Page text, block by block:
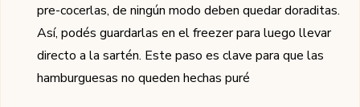
pre-cocerlas, de ningún modo deben quedar doraditas.
Así, podés guardarlas en el freezer para luego llevar
directo a la sartén. Este paso es clave para que las
hamburguesas no queden hechas puré